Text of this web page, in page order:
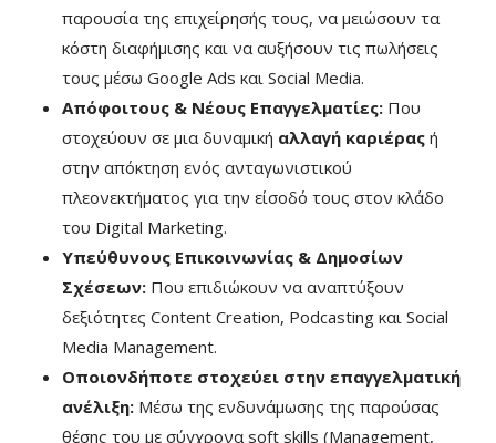
παρουσία της επιχείρησής τους, να μειώσουν τα
κόστη διαφήμισης και να αυξήσουν τις πωλήσεις
τους μέσω Google Ads και Social Media.
Απόφοιτους & Νέους Επαγγελματίες: Που
στοχεύουν σε μια δυναμική αλλαγή καριέρας ή
στην απόκτηση ενός ανταγωνιστικού
πλεονεκτήματος για την είσοδό τους στον κλάδο
του Digital Marketing.
Υπεύθυνους Επικοινωνίας & Δημοσίων
Σχέσεων: Που επιδιώκουν να αναπτύξουν
δεξιότητες Content Creation, Podcasting και Social
Media Management.
Οποιονδήποτε στοχεύει στην επαγγελματική
ανέλιξη: Μέσω της ενδυνάμωσης της παρούσας
θέσης του με σύγχρονα soft skills (Management,